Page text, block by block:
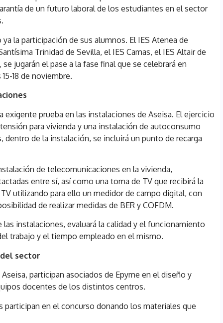
de un futuro laboral de los estudiantes en el sector
la participación de sus alumnos. El IES Atenea de
Trinidad de Sevilla, el IES Camas, el IES Altair de
jugarán el pase a la fase final que se celebrará en
18 de noviembre.
prueba en las instalaciones de Aseisa. El ejercicio
para vivienda y una instalación de autoconsumo
dentro de la instalación, se incluirá un punto de recarga
de telecomunicaciones en la vivienda,
entre sí, así como una toma de TV que recibirá la
utilizando para ello un medidor de campo digital, con
de realizar medidas de BER y COFDM.
instalaciones, evaluará la calidad y el funcionamiento
trabajo y el tiempo empleado en el mismo.
sector
participan asociados de Epyme en el diseño y
docentes de los distintos centros.
en el concurso donando los materiales que